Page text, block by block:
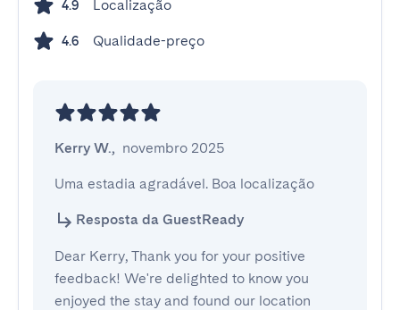
4.9 Localização
4.6 Qualidade-preço
Kerry W., novembro 2025
Uma estadia agradável. Boa localização
Resposta da GuestReady
Dear Kerry, Thank you for your positive
feedback! We're delighted to know you
enjoyed the stay and found our location